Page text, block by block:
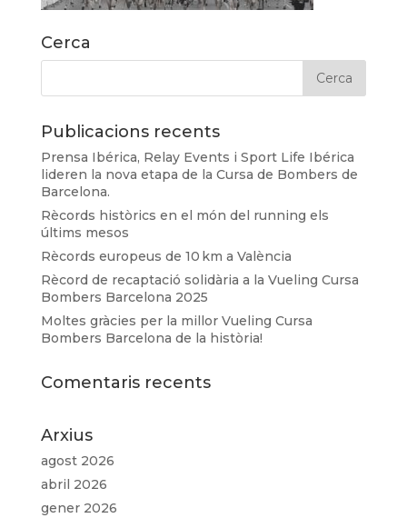
Cerca
Publicacions recents
Prensa Ibérica, Relay Events i Sport Life Ibérica
lideren la nova etapa de la Cursa de Bombers de
Barcelona.
Rècords històrics en el món del running els
últims mesos
Rècords europeus de 10 km a València
Rècord de recaptació solidària a la Vueling Cursa
Bombers Barcelona 2025
Moltes gràcies per la millor Vueling Cursa
Bombers Barcelona de la història!
Comentaris recents
Arxius
agost 2026
abril 2026
gener 2026